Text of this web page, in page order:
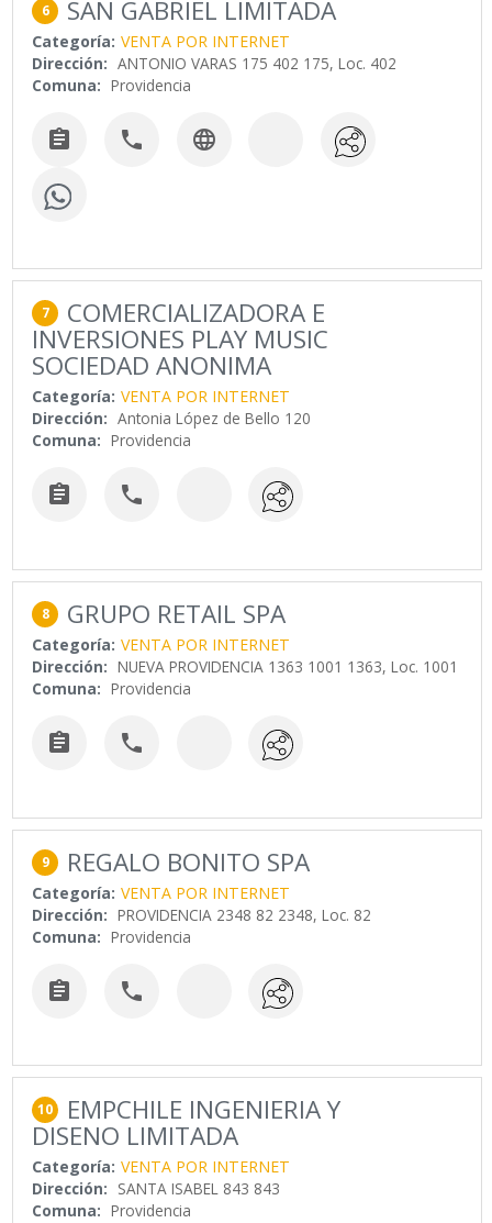
6 SAN GABRIEL LIMITADA
Categoría: VENTA POR INTERNET
Dirección: ANTONIO VARAS 175 402 175, Loc. 402
Comuna: Providencia
  
7 COMERCIALIZADORA E
INVERSIONES PLAY MUSIC
SOCIEDAD ANONIMA
Categoría: VENTA POR INTERNET
Dirección: Antonia López de Bello 120
Comuna: Providencia
 
8 GRUPO RETAIL SPA
Categoría: VENTA POR INTERNET
Dirección: NUEVA PROVIDENCIA 1363 1001 1363, Loc. 1001
Comuna: Providencia
 
9 REGALO BONITO SPA
Categoría: VENTA POR INTERNET
Dirección: PROVIDENCIA 2348 82 2348, Loc. 82
Comuna: Providencia
 
10 EMPCHILE INGENIERIA Y
DISENO LIMITADA
Categoría: VENTA POR INTERNET
Dirección: SANTA ISABEL 843 843
Comuna: Providencia